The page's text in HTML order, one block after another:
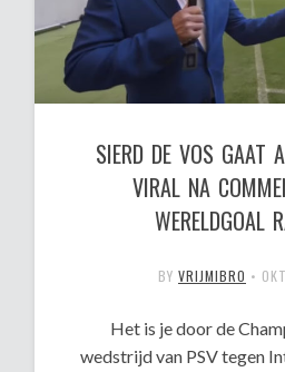
SIERD DE VOS GAAT
VIRAL NA
WERELDGOAL
BY VRIJMIBRO •
Het is je door de
wedstrijd van PSV tegen